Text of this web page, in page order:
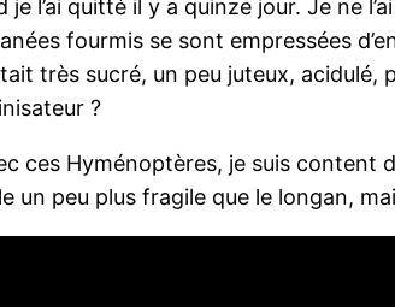
l’ai quitté il y a quinze jour. Je ne
fourmis se sont empressées
très sucré, un peu juteux,
?
ces Hyménoptères, je suis content
un peu plus fragile que le longan,